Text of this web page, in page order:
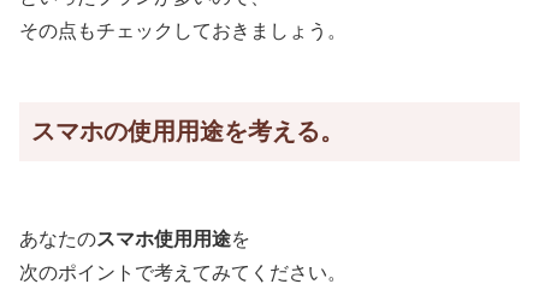
その点もチェックしておきましょう。
スマホの使用用途を考える。
あなたのスマホ使用用途を
次のポイントで考えてみてください。